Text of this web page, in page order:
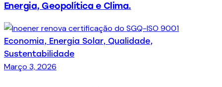
Energia, Geopolítica e Clima.
Economia, Energia Solar, Qualidade,
Sustentabilidade
Março 3, 2026